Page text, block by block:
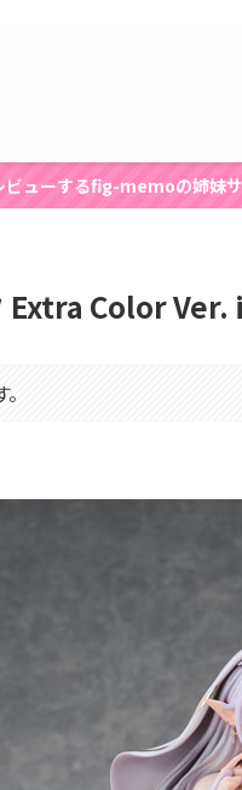
ューするfig-memoの姉妹
Color